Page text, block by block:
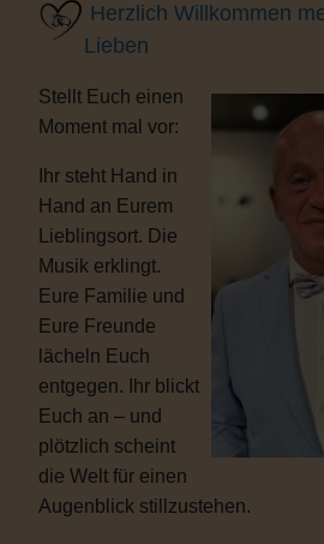
Herzlich Willkommen
Lieben
Stellt Euch einen
Moment mal vor:
Ihr steht Hand in
Hand an Eurem
Lieblingsort. Die
Musik erklingt.
Eure Familie und
Eure Freunde
lächeln Euch
entgegen. Ihr blickt
Euch an – und
plötzlich scheint
die Welt für einen
Augenblick stillzustehen.